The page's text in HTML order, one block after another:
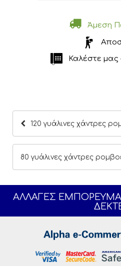
Άμεση
Καλέστε μας
120 γυάλινες χάντρες
80 γυάλινες χάντρες
ΑΛΛΑΓΕΣ